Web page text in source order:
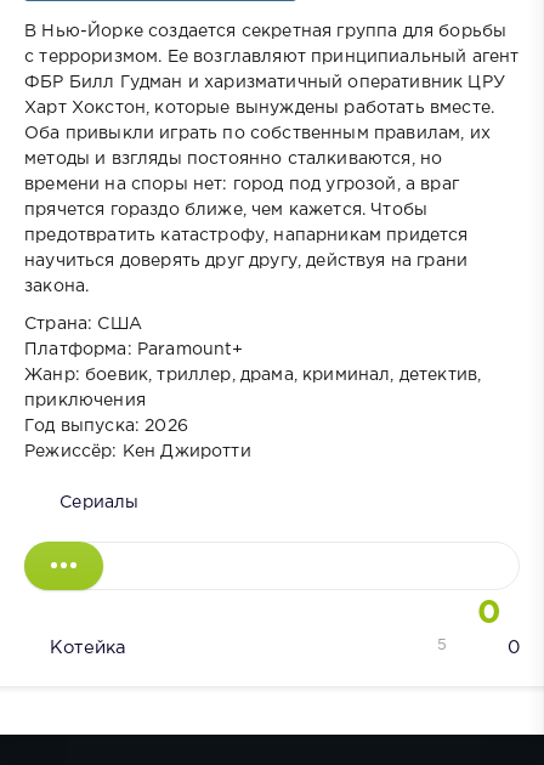
В Нью-Йорке создается секретная группа для борьбы
с терроризмом. Ее возглавляют принципиальный агент
ФБР Билл Гудман и харизматичный оперативник ЦРУ
Харт Хокстон, которые вынуждены работать вместе.
Оба привыкли играть по собственным правилам, их
методы и взгляды постоянно сталкиваются, но
времени на споры нет: город под угрозой, а враг
прячется гораздо ближе, чем кажется. Чтобы
предотвратить катастрофу, напарникам придется
научиться доверять друг другу, действуя на грани
закона.
Страна: США
Платформа: Paramount+
Жанр: боевик, триллер, драма, криминал, детектив,
приключения
Год выпуска: 2026
Режиссёр: Кен Джиротти
Сериалы
0
Котейка 0
5